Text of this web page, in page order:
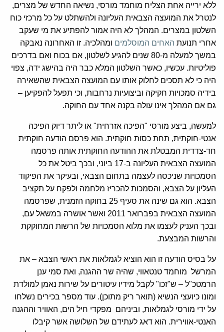
ללא ירייה אחת הצליח מוחמד מורסי, נשיאה החדש של מצרים,
לנטרל את המועצה הצבאית העליונה ולהשתלט על כל מרכזי כוח
השלטון במצרים. המהלך לא היה אמור להפתיע את מי שעקב
אחרי תנועת האחים המוסלמים ומהלכיה. זו האחרונה נאבקה
במשך למעלה מ-80 שנים להגיע לשלטון, אם בכוח ואם בדרכים
פוליטיות. עכשיו, כאשר השלטון המלא כבר היה בהישג ידה, צפוי
היה כי לא תסכים לחלוק אותו עם המועצה הצבאית שהשאירה
בידיה סמכויות חקיקה וביצועיות נרחבות, וכי תפעל להפקיען –
גם אם המהלך אינו עולה בקנה אחד עם החוקה.
למעשה, ביצע מורסי "הפיכה אזרחית" או ליתר דיוק הפיכה
אנטי-חוקתית, תחת כסות חוקתית. הוא פרסם הודעה חוקתית
חד-צדדית המבטלת את ההודעה החוקתית אותה פרסמה
המועצה הצבאית העליונה ב-17 ביוני, ובכך ביטל את כל
הסמכויות שניכסה לעצמה בתחום הצבאי, ובעיקר את הפיקוד
העליון על הצבא, והסמכות להכריז מלחמה ולפקח על תקציב
הצבא. הוא גם שינה את סעיף 25 בחוקה הזמנית, שפרסמה
המועצה הצבאית בפברואר 2011 ואשר אושרה במשאל עם,
ובכך העניק לעצמו את מלוא הסמכויות של הרשות המחוקקת
והרשות המבצעת.
על בסיס הודעה זו הוא הוציא לגמלאות את ראשי הצבא – את
המרשל מוחמד טנטאווי, שהיה שר ההגנה, ואת סמי ענן
הרמטכ"ל – ש"זכו" לקבל מידיו עיטורים על שירות נאמן למולדת
ומונו כיועצי הנשיא (תואר ריק מתוכן). עוד מספר בכירים נשלחו
על ידי מורסי לגמלאות, וביניהם מפקדי חיל הים, האוויר וההגנה
האנטי-אווירית. הוא דאג לעתידם של השלושה אשר קיבלו